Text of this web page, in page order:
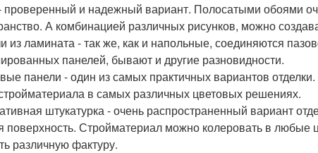
и надежный вариант. Полосатыми обоями
А комбинацией различных рисунков, можно
из ламината - так же, как и напольные, соединяются
панелей, бывают и другие разновидности.
панели - один из самых практичных вариантов
в самых различных цветовых решениях.
штукатурка - очень распространенный вариант
поверхность. Стройматериал можно колеровать в
различную фактуру.